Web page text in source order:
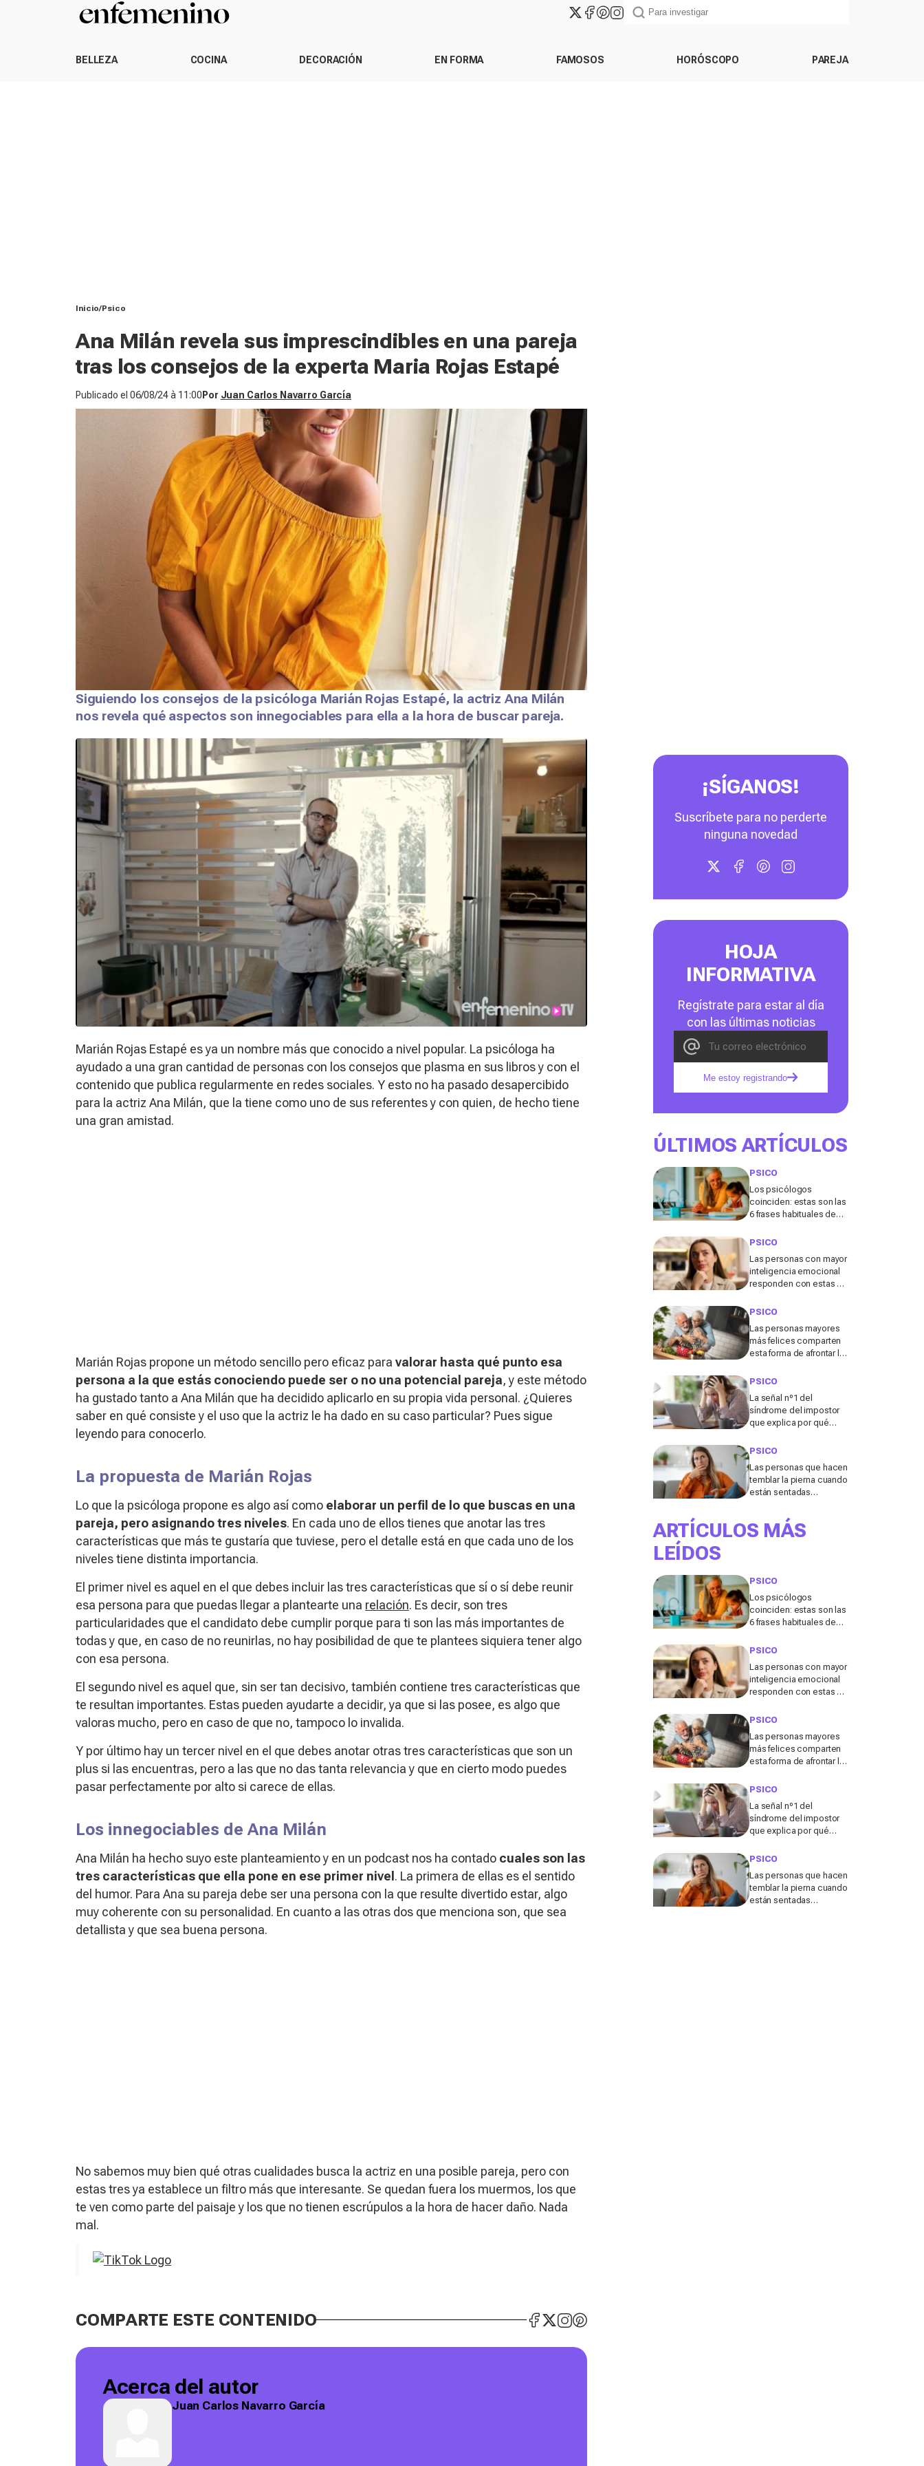
BELLEZA COCINA DECORACIÓN EN FORMA FAMOSOS HORÓSCOPO PAREJA
Inicio Psico
Ana Milán revela sus imprescindibles en una pareja
tras los consejos de la experta Maria Rojas Estapé
Publicado el 06/08/24 à 11:00 Por Juan Carlos Navarro García
Siguiendo los consejos de la psicóloga Marián Rojas Estapé, la actriz Ana Milán
nos revela qué aspectos son innegociables para ella a la hora de buscar pareja.
Marián Rojas Estapé es ya un nombre más que conocido a nivel popular. La psicóloga ha
ayudado a una gran cantidad de personas con los consejos que plasma en sus libros y con el
contenido que publica regularmente en redes sociales. Y esto no ha pasado desapercibido
para la actriz Ana Milán, que la tiene como uno de sus referentes y con quien, de hecho tiene
una gran amistad.
Marián Rojas propone un método sencillo pero eficaz para valorar hasta qué punto esa
persona a la que estás conociendo puede ser o no una potencial pareja, y este método
ha gustado tanto a Ana Milán que ha decidido aplicarlo en su propia vida personal. ¿Quieres
saber en qué consiste y el uso que la actriz le ha dado en su caso particular? Pues sigue
leyendo para conocerlo.
La propuesta de Marián Rojas
Lo que la psicóloga propone es algo así como elaborar un perfil de lo que buscas en una
pareja, pero asignando tres niveles. En cada uno de ellos tienes que anotar las tres
características que más te gustaría que tuviese, pero el detalle está en que cada uno de los
niveles tiene distinta importancia.
El primer nivel es aquel en el que debes incluir las tres características que sí o sí debe reunir
esa persona para que puedas llegar a plantearte una relación. Es decir, son tres
particularidades que el candidato debe cumplir porque para ti son las más importantes de
todas y que, en caso de no reunirlas, no hay posibilidad de que te plantees siquiera tener algo
con esa persona.
El segundo nivel es aquel que, sin ser tan decisivo, también contiene tres características que
te resultan importantes. Estas pueden ayudarte a decidir, ya que si las posee, es algo que
valoras mucho, pero en caso de que no, tampoco lo invalida.
Y por último hay un tercer nivel en el que debes anotar otras tres características que son un
plus si las encuentras, pero a las que no das tanta relevancia y que en cierto modo puedes
pasar perfectamente por alto si carece de ellas.
Los innegociables de Ana Milán
Ana Milán ha hecho suyo este planteamiento y en un podcast nos ha contado cuales son las
tres características que ella pone en ese primer nivel. La primera de ellas es el sentido
del humor. Para Ana su pareja debe ser una persona con la que resulte divertido estar, algo
muy coherente con su personalidad. En cuanto a las otras dos que menciona son, que sea
detallista y que sea buena persona.
No sabemos muy bien qué otras cualidades busca la actriz en una posible pareja, pero con
estas tres ya establece un filtro más que interesante. Se quedan fuera los muermos, los que
te ven como parte del paisaje y los que no tienen escrúpulos a la hora de hacer daño. Nada
mal.
COMPARTE ESTE CONTENIDO
Acerca del autor
Juan Carlos Navarro García
¡SÍGANOS!
Suscríbete para no perderte
ninguna novedad
HOJA
INFORMATIVA
Regístrate para estar al día
con las últimas noticias
Me estoy registrando
ÚLTIMOS ARTÍCULOS
PSICO
Los psicólogos
coinciden: estas son las
6 frases habituales de
conviene evitar
PSICO
Las personas con mayor
inteligencia emocional
responden con estas 7
pasivo-agresivos
PSICO
Las personas mayores
más felices comparten
esta forma de afrontar la
según un estudio
PSICO
La señal nº1 del
síndrome del impostor
que explica por qué
tus logros
PSICO
Las personas que hacen
temblar la pierna cuando
están sentadas
característica poco
común, según los
ARTÍCULOS MÁS
LEÍDOS
PSICO
Los psicólogos
coinciden: estas son las
6 frases habituales de
conviene evitar
PSICO
Las personas con mayor
inteligencia emocional
responden con estas 7
pasivo-agresivos
PSICO
Las personas mayores
más felices comparten
esta forma de afrontar la
según un estudio
PSICO
La señal nº1 del
síndrome del impostor
que explica por qué
tus logros
PSICO
Las personas que hacen
temblar la pierna cuando
están sentadas